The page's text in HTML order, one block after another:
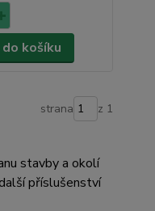
košíku
strana z 1
stavby a okolí
příslušenství